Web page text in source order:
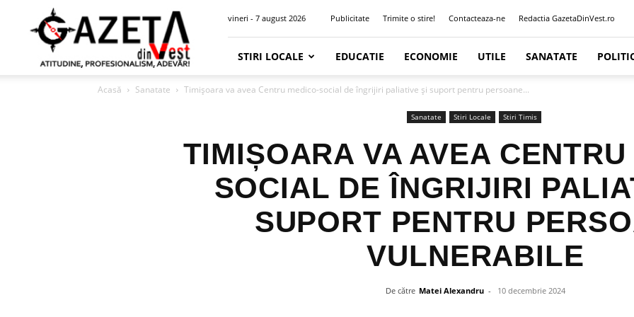
Gazeta
din
Vest
vineri - 7 august 2026 Publicitate Trimite o stire! Contacteaza-ne Redactia GazetaDinVest.ro
STIRI LOCALE EDUCATIE ECONOMIE UTILE SANATATE
Acasă Sanatate Timișoara va avea Centru medico-social de îngrijiri paliative și suport pentru persoane...
Sanatate Stiri Locale Stiri Timis
TIMIȘOARA VA AVEA
SOCIAL DE ÎNGRIJIRI
SUPORT PENTRU
VULNERABILE
De către Matei Alexandru - 10 decembrie 2024